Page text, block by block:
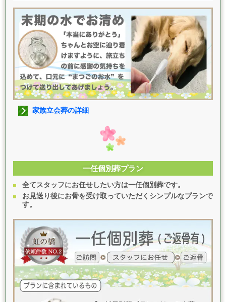
家族立会葬の詳細
一任個別葬プラン
全てスタッフにお任せしたい方は一任個別葬です。
お見送り後にお骨を受け取っていただくシンプルなプランで
す。